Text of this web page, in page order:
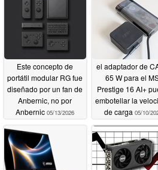
Este concepto de
portátil modular RG fue
diseñado por un fan de
Anbernic, no por
Anbernic 05/13/2026
el adaptador de
65 W para el
Prestige 16 AI+
embotellar la
de carga 05/10/